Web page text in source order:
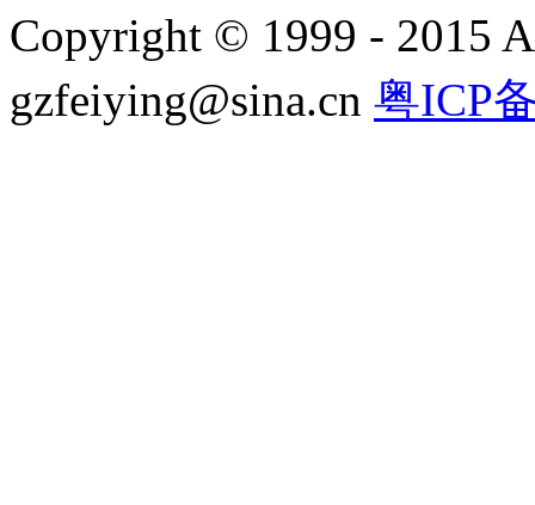
Copyright © 1999 - 2015
gzfeiying@sina.cn 粤ICP